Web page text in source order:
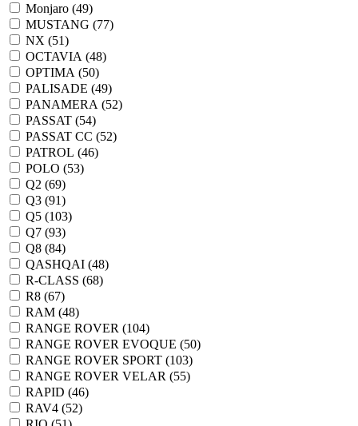
Monjaro (49)
MUSTANG (77)
NX (51)
OCTAVIA (48)
OPTIMA (50)
PALISADE (49)
PANAMERA (52)
PASSAT (54)
PASSAT CC (52)
PATROL (46)
POLO (53)
Q2 (69)
Q3 (91)
Q5 (103)
Q7 (93)
Q8 (84)
QASHQAI (48)
R-CLASS (68)
R8 (67)
RAM (48)
RANGE ROVER (104)
RANGE ROVER EVOQUE (50)
RANGE ROVER SPORT (103)
RANGE ROVER VELAR (55)
RAPID (46)
RAV4 (52)